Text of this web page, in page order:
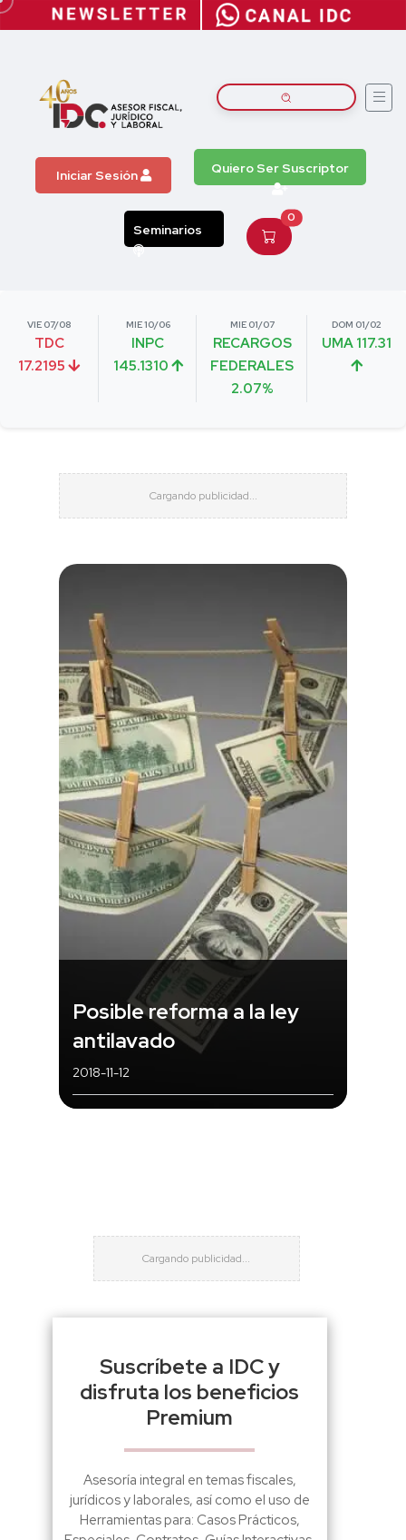
Iniciar Sesión Quiero Ser Suscriptor
Seminarios
0
VIE 07/08
TDC
17.2195
MIE 10/06
INPC
145.1310
MIE 01/07
RECARGOS
FEDERALES
2.07%
DOM 01/02
UMA 117.31
Posible reforma a la ley
antilavado
2018-11-12
Suscríbete a IDC y
disfruta los beneficios
Premium
Asesoría integral en temas fiscales,
jurídicos y laborales, así como el uso de
Herramientas para: Casos Prácticos,